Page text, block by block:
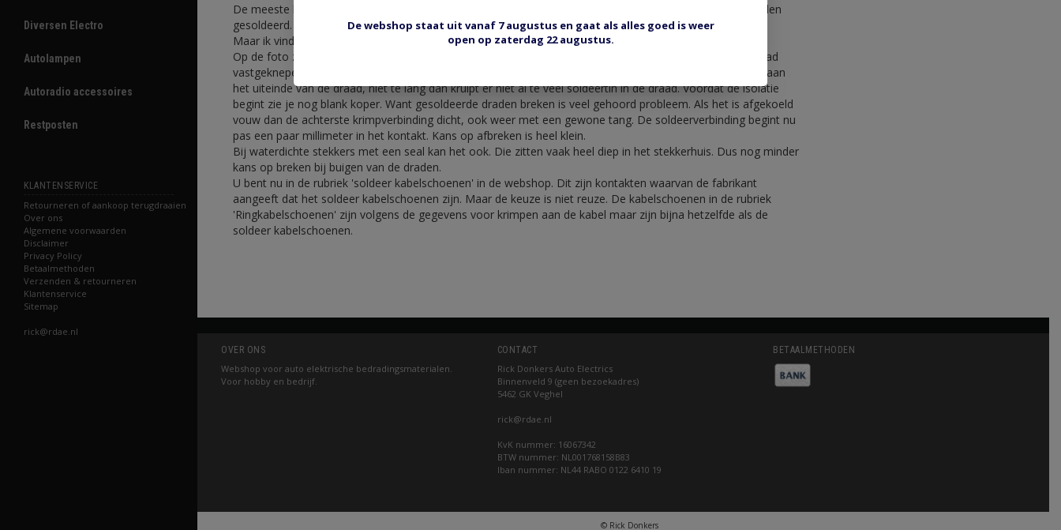
Diversen Electro
Autolampen
Autoradio accessoires
Restposten
KLANTENSERVICE
Retourneren of aankoop terugdraaien
Over ons
Algemene voorwaarden
Disclaimer
Privacy Policy
Betaalmethoden
Verzenden & retourneren
Klantenservice
Sitemap
rick@rdae.nl
De meeste kontakten zijn 'gewone' krimpkontakten zoals hier op de foto. Die kunnen 'officieel' niet worden
gesoldeerd. Er zijn mensen die moord en brand (vooral brand) roepen als je het hier over hebt.
Maar ik vind dat het best kan en het is vele malen beter dan een 'waterpomptang' krimpverbinding.
Op de foto zomaar een gangbaar kontakt. Links het lege kontakt. In het 2e kontakt is de kern van de draad
vastgeknepen. Dat kan met combinatie of waterpomptang. Het 3e kontakt is gesoldeerd. Als je soldeert aan
het uiteinde van de draad, niet te lang dan kruipt er niet al te veel soldeertin in de draad. Voordat de isolatie
begint zie je nog blank koper. Want gesoldeerde draden breken is veel gehoord probleem. Als het is afgekoeld
vouw dan de achterste krimpverbinding dicht, ook weer met een gewone tang. De soldeerverbinding begint nu
pas een paar millimeter in het kontakt. Kans op afbreken is heel klein.
Bij waterdichte stekkers met een seal kan het ook. Die zitten vaak heel diep in het stekkerhuis. Dus nog minder
kans op breken bij buigen van de draden.
U bent nu in de rubriek 'soldeer kabelschoenen' in de webshop. Dit zijn kontakten waarvan de fabrikant
aangeeft dat het soldeer kabelschoenen zijn. Maar de keuze is niet reuze. De kabelschoenen in de rubriek
'Ringkabelschoenen' zijn volgens de gegevens voor krimpen aan de kabel maar zijn bijna hetzelfde als de
soldeer kabelschoenen.
OVER ONS
Webshop voor auto elektrische bedradingsmaterialen.
Voor hobby en bedrijf.
CONTACT
Rick Donkers Auto Electrics
Binnenveld 9 (geen bezoekadres)
5462 GK Veghel
rick@rdae.nl
KvK nummer: 16067342
BTW nummer: NL001768158B83
Iban nummer: NL44 RABO 0122 6410 19
BETAALMETHODEN
© Rick Donkers
De webshop staat uit vanaf 7 augustus en gaat als alles goed is weer
open op zaterdag 22 augustus.